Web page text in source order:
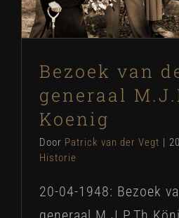
SB
Bezoek van
generaal
Koenig
Door Patrick van der Vegt |
Historie
20-04-1948: Bezoek